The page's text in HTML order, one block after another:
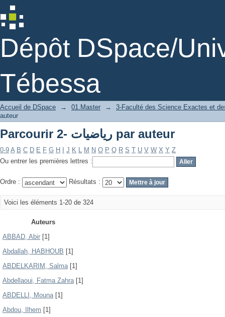
Dépôt DSpace/
Tébessa
Accueil de DSpace → 01.Master →
3-Faculté des Science Exactes et
auteur
Parcourir 2- رياضيات par auteur
0-9 A B C D E F G H J K L M N O P Q R S T U V W X Y Z
Ou entrer les premières lettres :
Ordre : Résultats :
Voici les éléments 1-20 de 324
Auteurs
ABBAD, Abir [1]
Abdallah, HABHOUB [1]
ABDELKARIM, Salma[1]
Abdellaoui, Fatma Zahra[1]
ABDELLI, Mouna[1]
Abdou, Ilhem [1]